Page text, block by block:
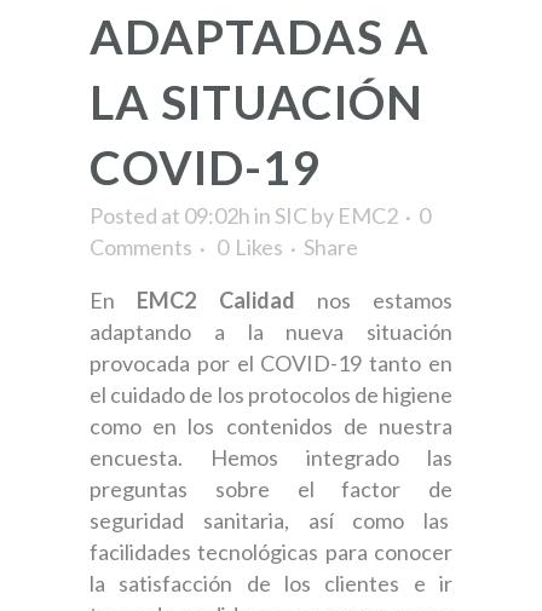
ADAPTADAS A
LA SITUACIÓN
COVID-19
Posted at 09:02hin SICby EMC2
0
Comments
0 Likes
Share
En EMC2 Calidad nos estamos
adaptando a la nueva situación
provocada por el COVID-19 tanto en
el cuidado de los protocolos de higiene
como en los contenidos de nuestra
encuesta. Hemos integrado las
preguntas sobre el factor de
seguridad sanitaria, así como las
facilidades tecnológicas para conocer
la satisfacción de los clientes e ir